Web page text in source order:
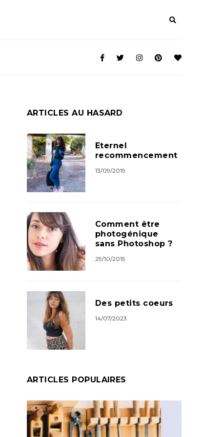
ARTICLES AU HASARD
Eternel
recommencement
13/09/2019
Comment être
photogénique
sans Photoshop ?
29/10/2015
Des petits coeurs
14/07/2023
ARTICLES POPULAIRES